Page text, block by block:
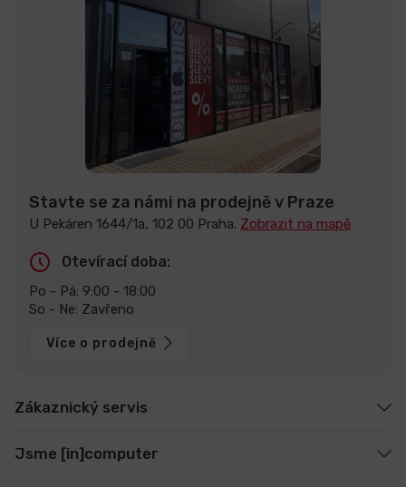
Stavte se za námi na prodejně v Praze
U Pekáren 1644/1a, 102 00 Praha. Zobrazit na mapě
Otevírací doba:
Po - Pá: 9:00 - 18:00
So - Ne: Zavřeno
Více o prodejně
Zákaznický servis
Jsme [in]computer